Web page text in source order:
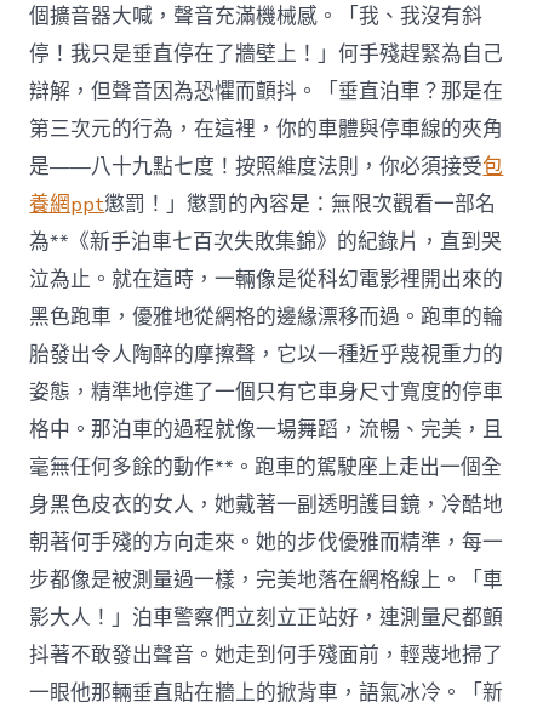
個擴音器大喊，聲音充滿機械感。「我、我沒有斜
停！我只是垂直停在了牆壁上！」何手殘趕緊為自己
辯解，但聲音因為恐懼而顫抖。「垂直泊車？那是在
第三次元的行為，在這裡，你的車體與停車線的夾角
是——八十九點七度！按照維度法則，你必須接受包
養網ppt懲罰！」懲罰的內容是：無限次觀看一部名
為**《新手泊車七百次失敗集錦》的紀錄片，直到哭
泣為止。就在這時，一輛像是從科幻電影裡開出來的
黑色跑車，優雅地從網格的邊緣漂移而過。跑車的輪
胎發出令人陶醉的摩擦聲，它以一種近乎蔑視重力的
姿態，精準地停進了一個只有它車身尺寸寬度的停車
格中。那泊車的過程就像一場舞蹈，流暢、完美，且
毫無任何多餘的動作**。跑車的駕駛座上走出一個全
身黑色皮衣的女人，她戴著一副透明護目鏡，冷酷地
朝著何手殘的方向走來。她的步伐優雅而精準，每一
步都像是被測量過一樣，完美地落在網格線上。「車
影大人！」泊車警察們立刻立正站好，連測量尺都顫
抖著不敢發出聲音。她走到何手殘面前，輕蔑地掃了
一眼他那輛垂直貼在牆上的掀背車，語氣冰冷。「新